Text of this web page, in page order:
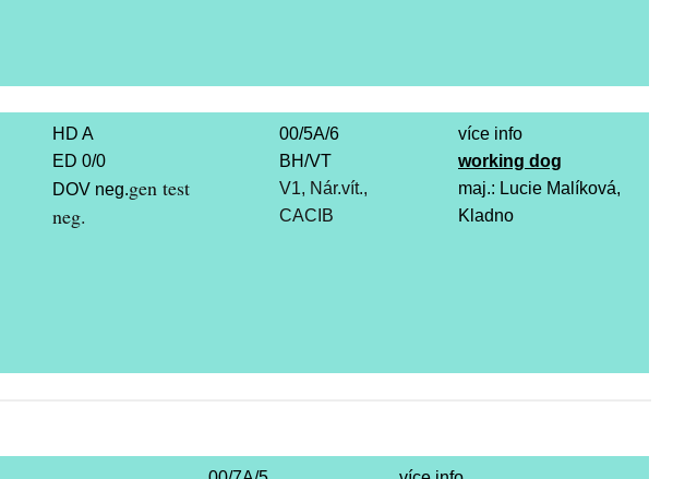
HD A
ED 0/0
DOV neg.gen test
neg.
00/5A/6
BH/VT
V1, Nár.vít.,
CACIB
více info
working dog
maj.: Lucie Malíková,
Kladno